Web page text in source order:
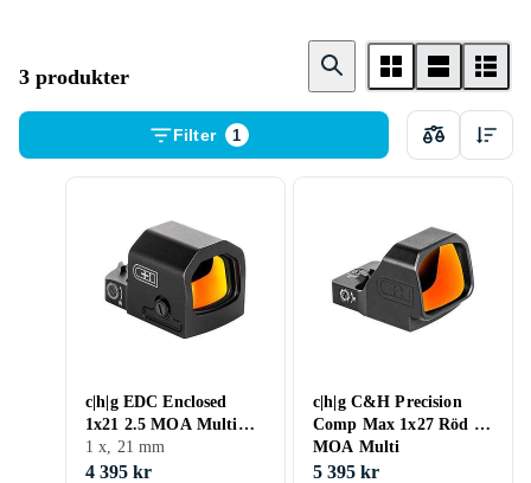
3 produkter
Filter 1
c|h|g EDC Enclosed
1x21 2.5 MOA Multi
Rödpunktsikte
1 x, 21 mm
4 395 kr
c|h|g C&H Precision
Comp Max 1x27 Röd 2
MOA Multi
Rödpunktsikte
5 395 kr